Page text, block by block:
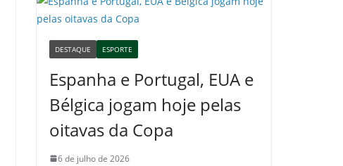
DESTAQUE ESPORTE
Espanha e Portugal, EUA e
Bélgica jogam hoje pelas
oitavas da Copa
6 de julho de 2026